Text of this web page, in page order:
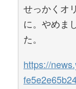
せっかくオ
に。やめま
た。
https://